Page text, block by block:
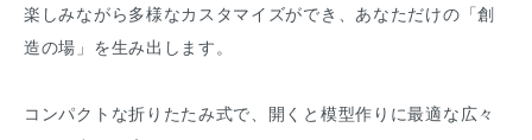
楽しみながら多様なカスタマイズができ、あなただけの「創
造の場」を生み出します。
コンパクトな折りたたみ式で、開くと模型作りに最適な広々